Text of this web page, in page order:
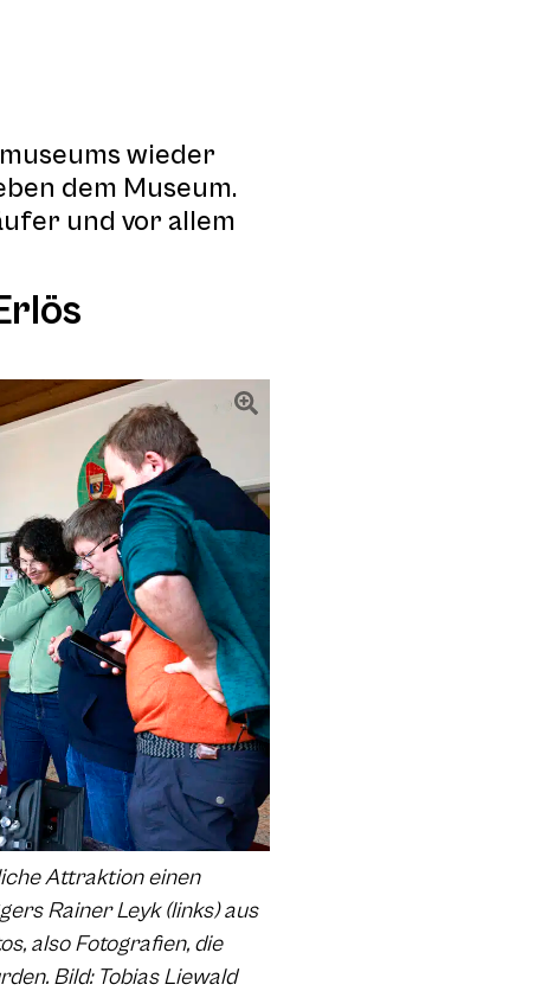
wieder
dem Museum.
und vor allem
Attraktion einen
Rainer Leyk (links) aus
also Fotografien, die
Bild: Tobias Liewald